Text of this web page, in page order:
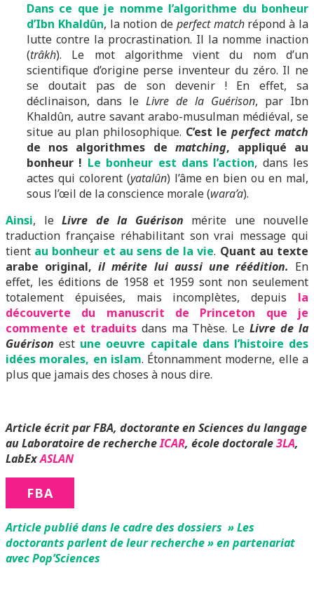
Dans ce que je nomme l’algorithme du bonheur
d’Ibn Khaldûn, la notion de perfect match répond à la
lutte contre la procrastination. Il la nomme inaction
(trâkh). Le mot algorithme vient du nom d’un
scientifique d’origine perse inventeur du zéro. Il ne
se doutait pas de son devenir ! En effet, sa
déclinaison, dans le Livre de la Guérison, par Ibn
Khaldûn, autre savant arabo-musulman médiéval, se
situe au plan philosophique. C’est le perfect match
de nos algorithmes de matching, appliqué au
bonheur ! Le bonheur est dans l’action, dans les
actes qui colorent (yatalûn) l’âme en bien ou en mal,
sous l’œil de la conscience morale (wara’a).
Ainsi, le Livre de la Guérison mérite une nouvelle
traduction française réhabilitant son vrai message qui
tient au bonheur et au sens de la vie. Quant au texte
arabe original,il mérite lui aussi une réédition. En
effet, les éditions de 1958 et 1959 sont non seulement
totalement épuisées, mais incomplètes, depuis la
découverte du manuscrit de Princeton que je
commente et traduitsdans ma Thèse. LeLivre de la
Guérison est une oeuvre capitale dans l’histoire des
idées morales, en islam. Étonnamment moderne, elle a
plus que jamais des choses à nous dire.
Article écrit par FBA, doctorante en Sciences du langage
au Laboratoire de rechercheICAR, école doctorale3LA,
LabExASLAN
FBA
Article publié dans le cadre des dossiers » Les
doctorants parlent de leur recherche » en partenariat
avec Pop’Sciences